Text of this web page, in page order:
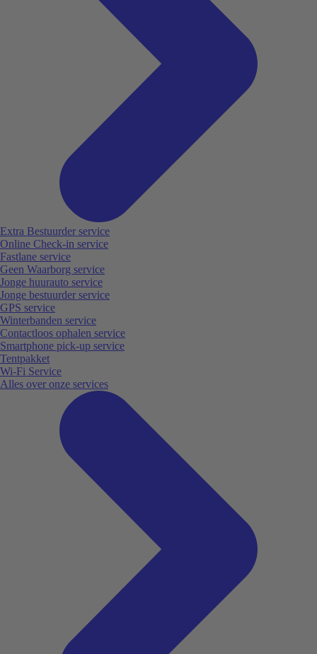
Extra Bestuurder service
Online Check-in service
Fastlane service
Geen Waarborg service
Jonge huurauto service
Jonge bestuurder service
GPS service
Winterbanden service
Contactloos ophalen service
Smartphone pick-up service
Tentpakket
Wi-Fi Service
Alles over onze services